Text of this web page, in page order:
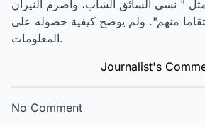
" نسى السائق الشاب، وأضرم النيران
منهم". ولم يوضح كيفية حصوله على
المعلومات.
Journalist's
No Comment